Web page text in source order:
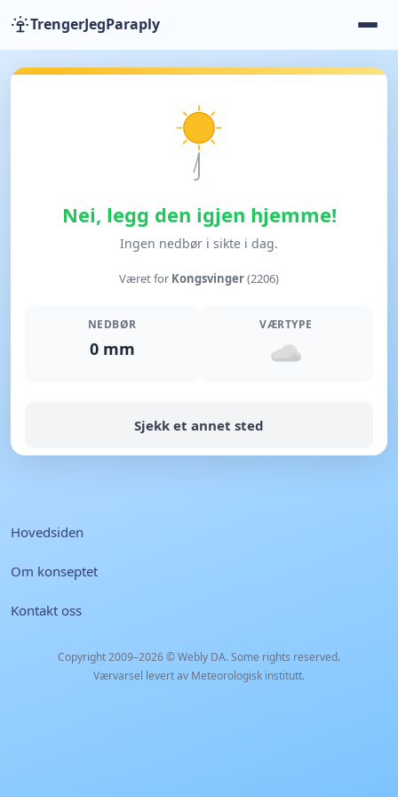
TrengerJegParaply
Nei, legg den igjen hjemme!
Ingen nedbør i sikte i dag.
Været for Kongsvinger(2206)
NEDBØR
0 mm
VÆRTYPE
Sjekk et annet sted
Hovedsiden
Om konseptet
Kontakt oss
Copyright 2009–2026 ©Webly DA. Some rights reserved.
Værvarsel levert av Meteorologisk institutt.